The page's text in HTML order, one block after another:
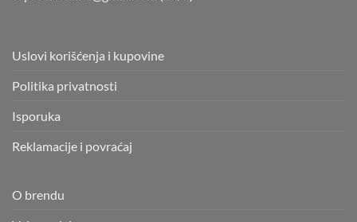
Uslovi korišćenja i kupovine
Politika privatnosti
Isporuka
Reklamacije i povraćaj
O brendu